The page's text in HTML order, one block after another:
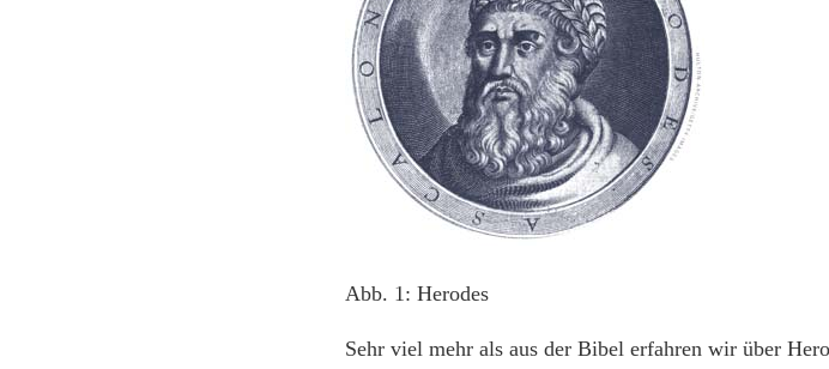
Abb. 1: Herodes
Sehr viel mehr als aus der Bibel erfahren wir über